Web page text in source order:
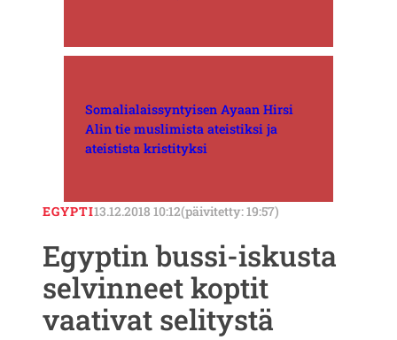
Somalialaissyntyisen Ayaan Hirsi
Alin tie muslimista ateistiksi ja
ateistista kristityksi
EGYPTI13.12.2018 10:12(päivitetty: 19:57)
Egyptin bussi-iskusta
selvinneet koptit
vaativat selitystä